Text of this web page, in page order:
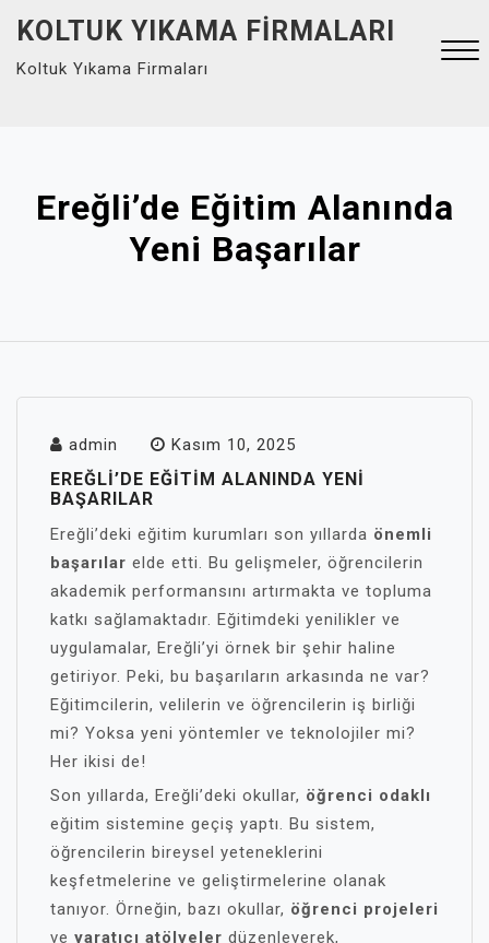
content
KOLTUK YIKAMA FIRMALARI
Koltuk Yıkama Firmaları
Ereğli’de Eğitim Alanında
Yeni Başarılar
admin Kasım 10, 2025
EREĞLI’DE EĞITIM ALANINDA YENI
BAŞARILAR
Ereğli’deki eğitim kurumları son yıllarda önemli
başarılar elde etti. Bu gelişmeler, öğrencilerin
akademik performansını artırmakta ve topluma
katkı sağlamaktadır. Eğitimdeki yenilikler ve
uygulamalar, Ereğli’yi örnek bir şehir haline
getiriyor. Peki, bu başarıların arkasında ne var?
Eğitimcilerin, velilerin ve öğrencilerin iş birliği
mi? Yoksa yeni yöntemler ve teknolojiler mi?
Her ikisi de!
Son yıllarda, Ereğli’deki okullar, öğrenci odaklı
eğitim sistemine geçiş yaptı. Bu sistem,
öğrencilerin bireysel yeteneklerini
keşfetmelerine ve geliştirmelerine olanak
tanıyor. Örneğin, bazı okullar, öğrenci projeleri
ve yaratıcı atölyeler düzenleyerek,